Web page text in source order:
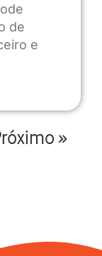
de
e
»